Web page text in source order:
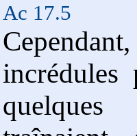
Ac 17.5
incrédules